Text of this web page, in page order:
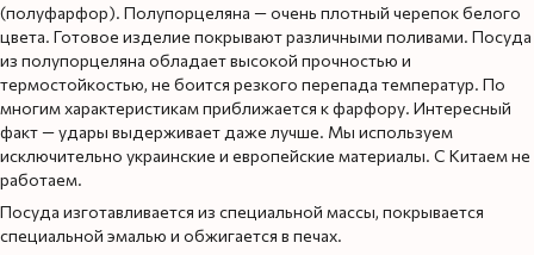
(полуфарфор). Полупорцелянa — очень плотный черепок белого
цвета. Готовое изделие покрывают различными поливами. Посуда
из полупорцелянa обладает высокой прочностью и
термостойкостью, не боится резкого перепада температур. По
многим характеристикам приближается к фарфору. Интересный
факт — удары выдерживает даже лучше. Мы используем
исключительно украинские и европейские материалы. С Китаем не
работаем.
Посуда изготавливается из специальной массы, покрывается
специальной эмалью и обжигается в печах.